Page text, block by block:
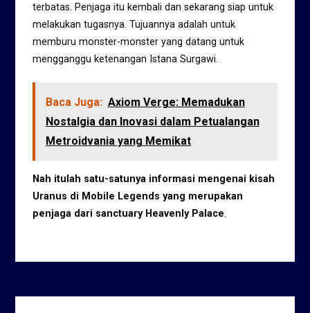
terbatas. Penjaga itu kembali dan sekarang siap untuk
melakukan tugasnya. Tujuannya adalah untuk
memburu monster-monster yang datang untuk
mengganggu ketenangan Istana Surgawi.
Baca Juga: Axiom Verge: Memadukan
Nostalgia dan Inovasi dalam Petualangan
Metroidvania yang Memikat
Nah itulah satu-satunya informasi mengenai kisah
Uranus di Mobile Legends yang merupakan
penjaga dari sanctuary Heavenly Palace.